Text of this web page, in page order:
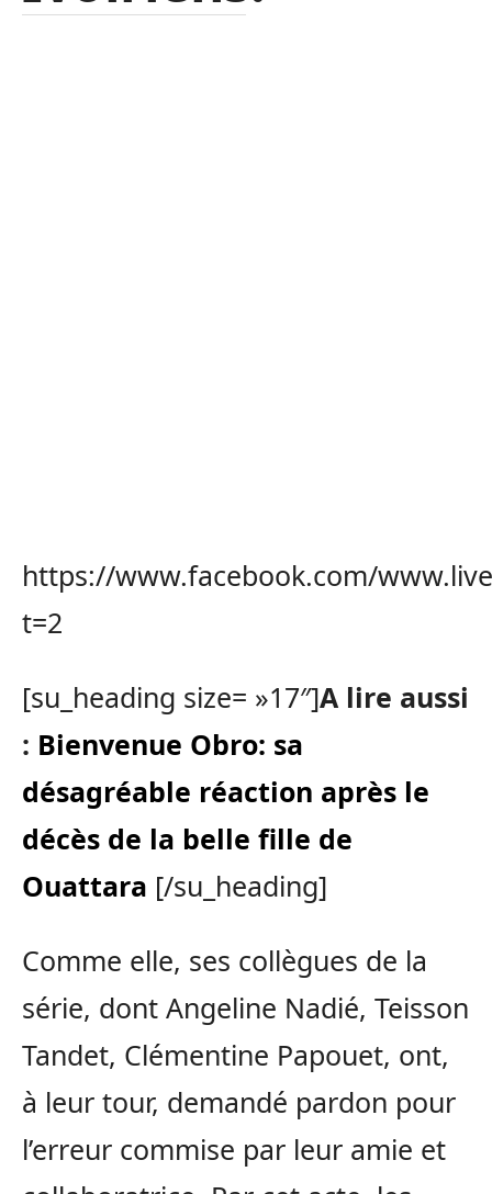
https://www.facebook.com/
t=2
[su_heading size= »17″]A lire aussi
: Bienvenue Obro: sa
désagréable réaction après le
décès de la belle fille de
Ouattara [/su_heading]
Comme elle, ses collègues de la
série, dont Angeline Nadié, Teisson
Tandet, Clémentine Papouet, ont,
à leur tour, demandé pardon pour
l’erreur commise par leur amie et